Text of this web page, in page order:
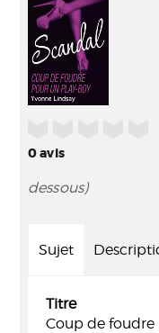
0avis
dessous)
Sujet
Titre
Coup de